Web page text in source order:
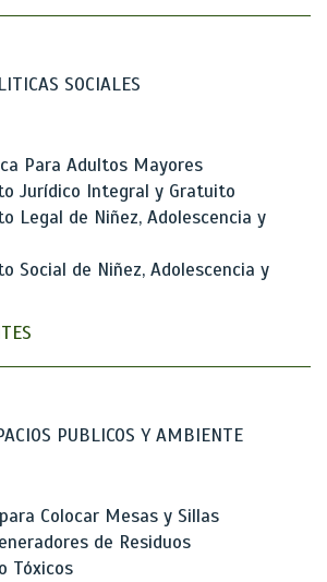
SOCIALES
Para Adultos Mayores
Jurídico Integral y Gratuito
Legal de Niñez, Adolescencia y
Social de Niñez, Adolescencia y
PUBLICOS Y AMBIENTE
Colocar Mesas y Sillas
de Residuos
Tóxicos